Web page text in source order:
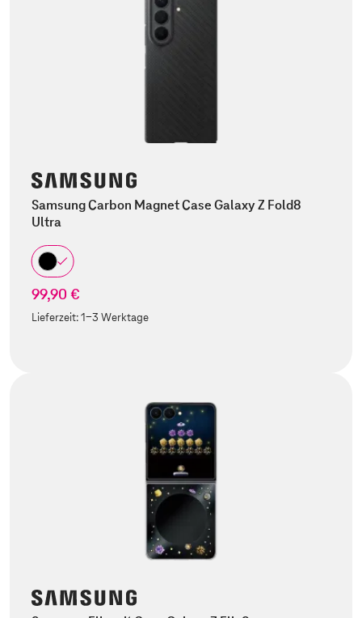
Samsung Carbon Magnet Case Galaxy Z Fold8
Ultra
99,90 €
Lieferzeit:1-3 Werktage